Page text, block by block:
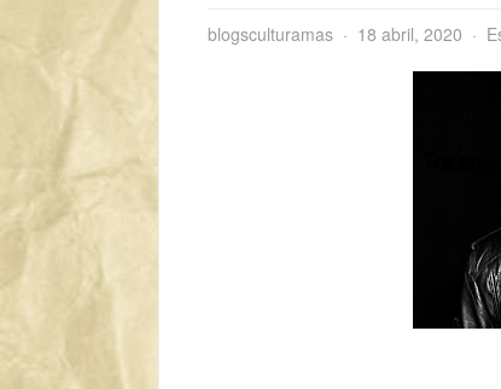
blogsculturamas 18 abril, 2020